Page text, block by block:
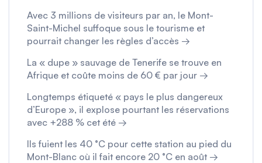
Avec 3 millions de visiteurs par an, le Mont-
Saint-Michel suffoque sous le tourisme et
pourrait changer les règles d’accès →
La « dupe » sauvage de Tenerife se trouve en
Afrique et coûte moins de 60 € par jour →
Longtemps étiqueté « pays le plus dangereux
d’Europe », il explose pourtant les réservations
avec +288 % cet été →
Ils fuient les 40 °C pour cette station au pied du
Mont-Blanc où il fait encore 20 °C en août →